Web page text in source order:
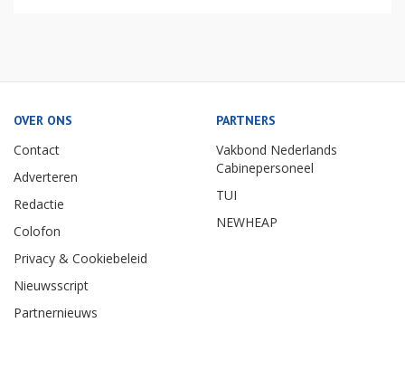
OVER ONS
Contact
Adverteren
Redactie
Colofon
Privacy & Cookiebeleid
Nieuwsscript
Partnernieuws
PARTNERS
Vakbond Nederlands
Cabinepersoneel
TUI
NEWHEAP